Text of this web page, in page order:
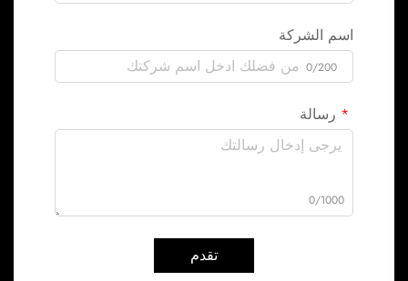
اسم الشركة
0/200
رسالة
0/1000
تقدم